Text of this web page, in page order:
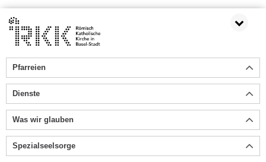
Pfarreien
Dienste
Was wir glauben
Spezialseelsorge